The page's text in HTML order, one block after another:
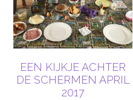
EEN KIJKJE ACHTER
DE SCHERMEN APRIL
2017